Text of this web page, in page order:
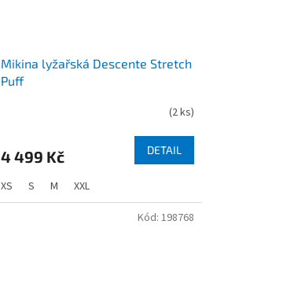
Mikina lyžařská Descente Stretch
Puff
(2 ks)
4 499 Kč DETAIL
XS S M XXL
Kód: 198768